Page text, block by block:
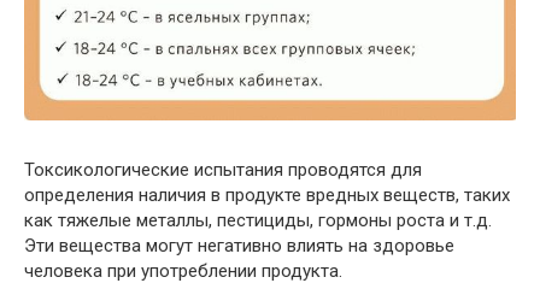
Токсикологические испытания проводятся для
определения наличия в продукте вредных веществ, таких
как тяжелые металлы, пестициды, гормоны роста и т.д.
Эти вещества могут негативно влиять на здоровье
человека при употреблении продукта.